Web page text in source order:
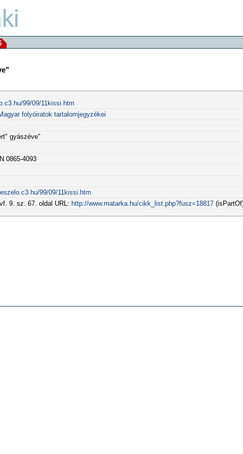
99/09/11kissi.htm
folyóiratok tartalomjegyzékei
gyászéve"
0865-4093
99/09/11kissi.htm
9. sz. 67. oldal URL: http://www.matarka.hu/cikk_list.php?fusz=18817